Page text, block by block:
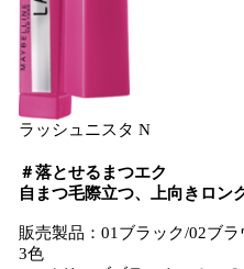
ラッシュニスタ N
＃落とせるまつエク
自まつ毛際立つ、上向きロン
販売製品：01ブラック/02ブ
3色